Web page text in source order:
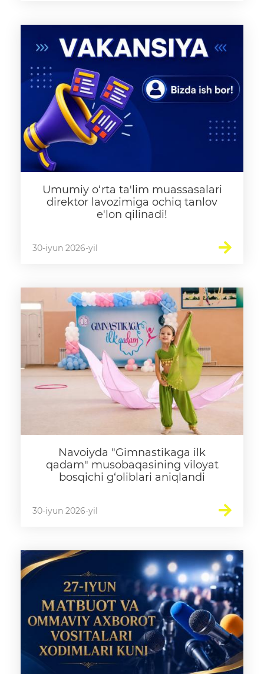
Umumiy o‘rta ta'lim muassasalari
direktor lavozimiga ochiq tanlov
e'lon qilinadi!
30-iyun 2026-yil
Navoiyda "Gimnastikaga ilk
qadam" musobaqasining viloyat
bosqichi g‘oliblari aniqlandi
30-iyun 2026-yil